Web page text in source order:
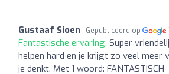
Gustaaf Sioen Gepubliceerd op
Fantastische ervaring: Super
helpen hard en je krijgt zo veel meer
je denkt. Met 1 woord: FANTASTISCH